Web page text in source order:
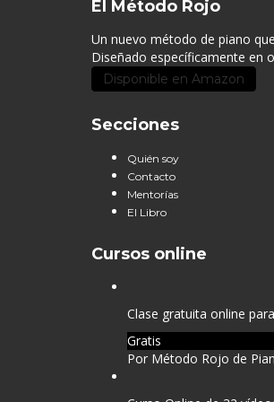
El Método Rojo
Un nuevo método de piano
Diseñado específicamente en
Disponible en Amazon
Secciones
Quién soy
Contacto
Mentorías
El Libro
Cursos online
Clase gratuita online
Gratis
Por Método Rojo de